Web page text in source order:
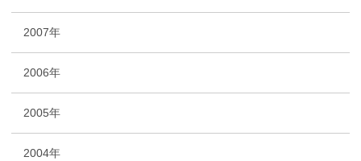
2007年
2006年
2005年
2004年